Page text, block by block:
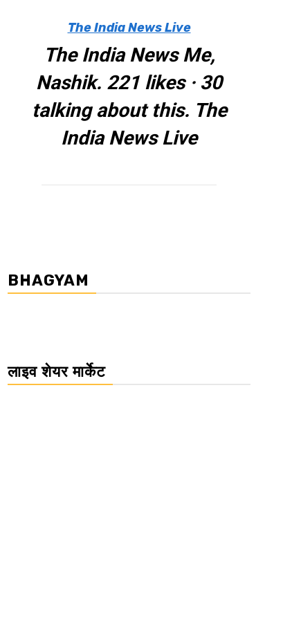
The India News Live
The India News Me,
Nashik. 221 likes · 30
talking about this. The
India News Live
BHAGYAM
लाइव शेयर मार्केट